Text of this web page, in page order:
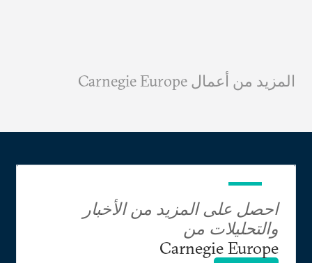
المزيد من أعمال Carnegie Europe
احصل على المزيد من الأخبار
والتحليلات من
Carnegie Europe